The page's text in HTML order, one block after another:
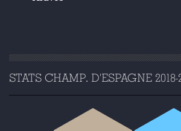
STATS CHAMP. D'ESPAGNE 2018-